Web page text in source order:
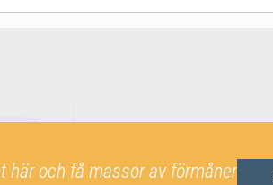
och få massor av förmåner